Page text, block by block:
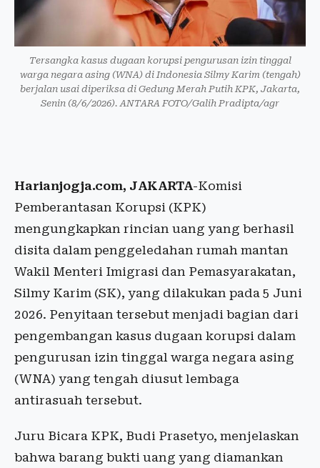
Tersangka kasus dugaan korupsi pengurusan izin tinggal
warga negara asing (WNA) di Indonesia Silmy Karim (tengah)
berjalan usai diperiksa di Gedung Merah Putih KPK, Jakarta,
Senin (8/6/2026). ANTARA FOTO/Galih Pradipta/agr
Harianjogja.com, JAKARTA-Komisi
Pemberantasan Korupsi (KPK)
mengungkapkan rincian uang yang berhasil
disita dalam penggeledahan rumah mantan
Wakil Menteri Imigrasi dan Pemasyarakatan,
Silmy Karim (SK), yang dilakukan pada 5 Juni
2026. Penyitaan tersebut menjadi bagian dari
pengembangan kasus dugaan korupsi dalam
pengurusan izin tinggal warga negara asing
(WNA) yang tengah diusut lembaga
antirasuah tersebut.
Juru Bicara KPK, Budi Prasetyo, menjelaskan
bahwa barang bukti uang yang diamankan